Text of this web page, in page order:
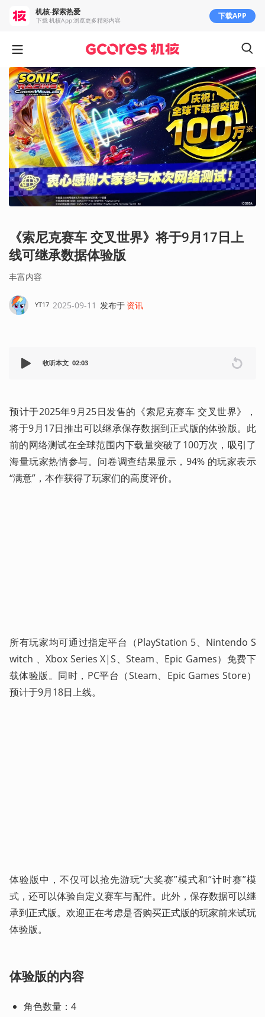
《索尼克赛车 交叉世界》将于9月17日上
线可继承数据体验版
丰富内容
YT17 2025-09-11 发布于 资讯
收听本文 02:03
预计于2025年9月25日发售的《索尼克赛车 交叉世界》，
将于9月17日推出可以继承保存数据到正式版的体验版。此
前的网络测试在全球范围内下载量突破了100万次，吸引了
海量玩家热情参与。问卷调查结果显示，94% 的玩家表示
“满意”，本作获得了玩家们的高度评价。
所有玩家均可通过指定平台（PlayStation 5、Nintendo S
witch 、Xbox Series X|S、Steam、Epic Games）免费下
载体验版。同时，PC平台（Steam、Epic Games Store）
预计于9月18日上线。
体验版中，不仅可以抢先游玩“大奖赛”模式和“计时赛”模
式，还可以体验自定义赛车与配件。此外，保存数据可以继
承到正式版。欢迎正在考虑是否购买正式版的玩家前来试玩
体验版。
体验版的内容
角色数量：4
机核-探索热爱
下载 机核App 浏览更多精彩内容 下载APP